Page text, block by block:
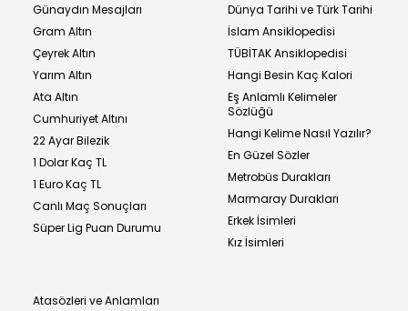
Günaydın Mesajları
Gram Altın
Çeyrek Altın
Yarım Altın
Ata Altın
Cumhuriyet Altını
22 Ayar Bilezik
1 Dolar Kaç TL
1 Euro Kaç TL
Canlı Maç Sonuçları
Süper Lig Puan Durumu
Dünya Tarihi ve Türk Tarihi
İslam Ansiklopedisi
TÜBİTAK Ansiklopedisi
Hangi Besin Kaç Kalori
Eş Anlamlı Kelimeler
Sözlüğü
Hangi Kelime Nasıl Yazılır?
En Güzel Sözler
Metrobüs Durakları
Marmaray Durakları
Erkek İsimleri
Kız İsimleri
Atasözleri ve Anlamları